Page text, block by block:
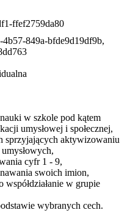
ffef2759da80
4b57-849a-bfde9d19df9b,
w szkole pod kątem
umysłowej i społecznej,
sprzyjających aktywizowaniu
cyfr 1 - 9,
swoich imion,
współdziałanie w grupie
wybranych cech.